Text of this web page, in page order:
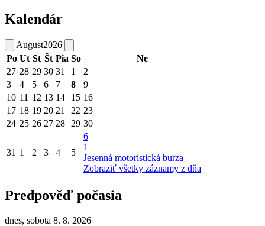
Kalendár
August2026
Po Ut St Št Pia So
Ne
27 28 29 30 31 1
2
3
4 5 6 7 8
9
10 11 12 13 14 15 16
17 18 19 20 21 22 23
24 25 26 27 28 29 30
31 1 2 3 4 5
6
1
Jesenná motoristická burza
Zobraziť všetky záznamy z dňa
Predpověď počasia
dnes, sobota 8. 8. 2026